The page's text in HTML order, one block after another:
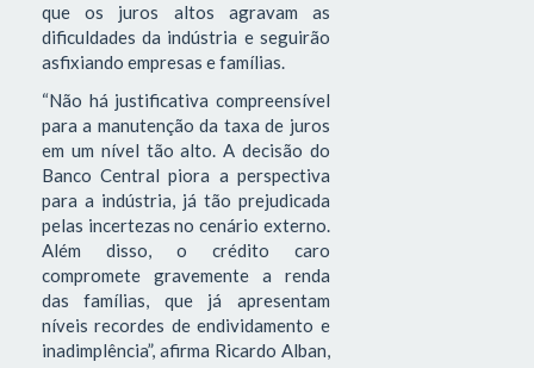
que os juros altos agravam as
dificuldades da indústria e seguirão
asfixiando empresas e famílias.
“Não há justificativa compreensível
para a manutenção da taxa de juros
em um nível tão alto. A decisão do
Banco Central piora a perspectiva
para a indústria, já tão prejudicada
pelas incertezas no cenário externo.
Além disso, o crédito caro
compromete gravemente a renda
das famílias, que já apresentam
níveis recordes de endividamento e
inadimplência”, afirma Ricardo Alban,